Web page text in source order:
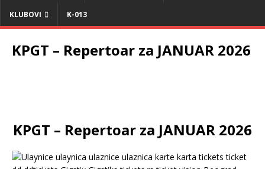
KLUBOVI K-013
KPGT – Repertoar za JANUAR 2026
KPGT – Repertoar za JANUAR 2026